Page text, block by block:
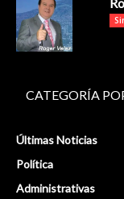
CATEGORÍA
Últimas Noticias
Política
Administrativas